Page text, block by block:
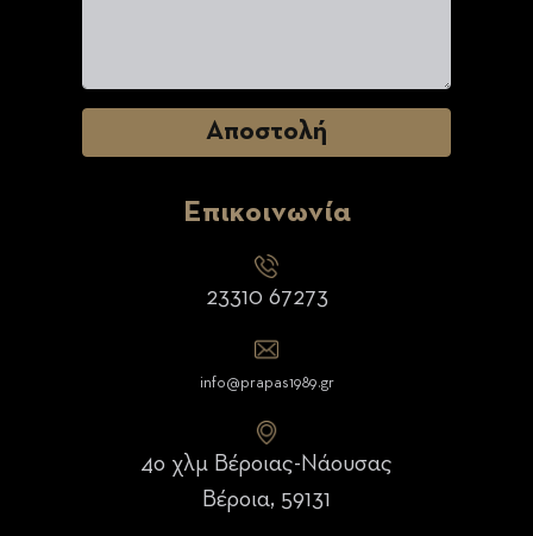
Επικοινωνία
23310 67273
info@prapas1989.gr
4ο χλμ Βέροιας-Νάουσας
Βέροια, 59131